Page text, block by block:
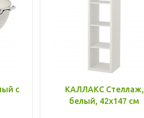
с
КАЛЛАКС Стеллаж,
белый, 42x147 см